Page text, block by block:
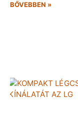
BŐVEBBEN »